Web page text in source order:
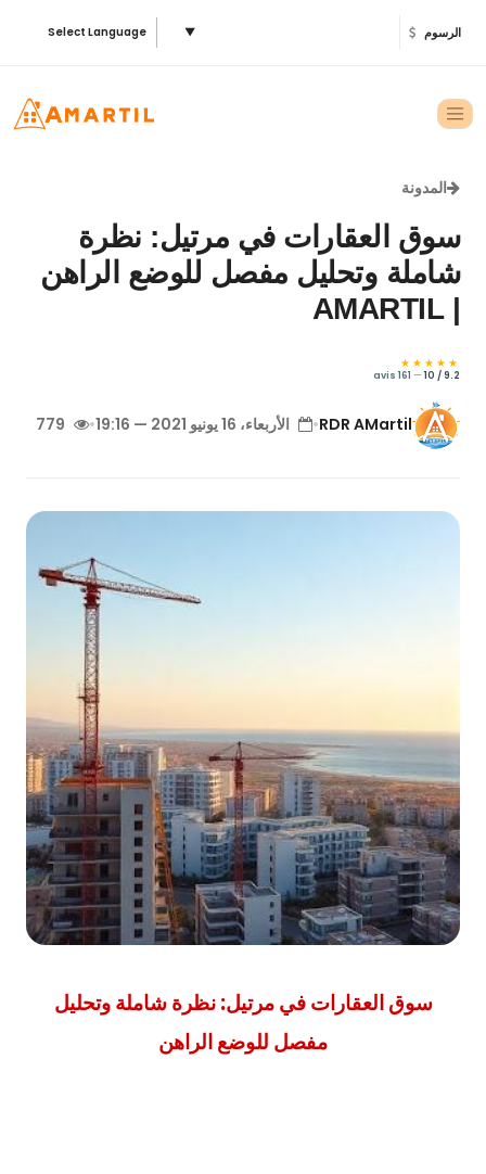
Select Language ▼ الرسوم
المدونة
سوق العقارات في مرتيل: نظرة
شاملة وتحليل مفصل للوضع الراهن
| AMARTIL
★★★★★
9.2 / 10
—
161 avis
RDR AMartil
• الأربعاء، 16 يونيو 2021 — 19:16 •
سوق العقارات في مرتيل: نظرة شاملة وتحليل
مفصل للوضع الراهن